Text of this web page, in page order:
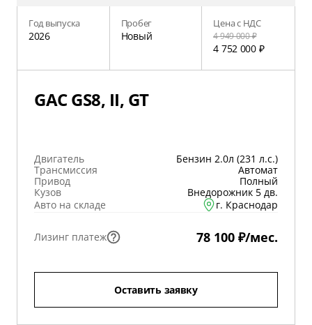
Год выпуска
2026
Пробег
Новый
Цена с НДС
4 949 000 ₽
4 752 000 ₽
GAC GS8, II, GT
Двигатель
Бензин 2.0л (231 л.с.)
Трансмиссия
Автомат
Привод
Полный
Кузов
Внедорожник 5 дв.
Авто на складе
г. Краснодар
Лизинг платеж 78 100 ₽/мес.
Оставить заявку